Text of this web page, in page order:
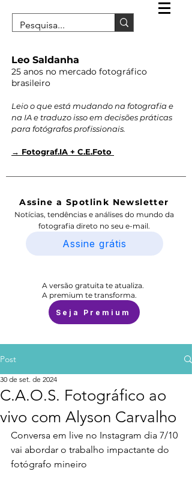
Leo Saldanha
25 anos no mercado fotográfico
brasileiro
Leio o que está mudando na fotografia e
na IA e traduzo isso em decisões práticas
para fotógrafos profissionais.
→ Fotograf.IA + C.E.Foto
Assine a Spotlink Newsletter
Notícias, tendências e análises do mundo da
fotografia direto no seu e-mail.
Assine grátis
A versão gratuita te atualiza.
A premium te transforma.
Seja Premium
Post
C.A.O.S. Fotográfico ao
vivo com Alyson Carvalho
30 de set. de 2024
Conversa em live no Instagram dia 7/10
vai abordar o trabalho impactante do
fotógrafo mineiro